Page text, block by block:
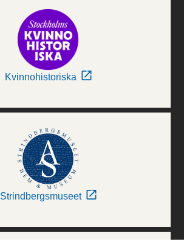
Kvinnohistoriska
Strindbergsmuseet